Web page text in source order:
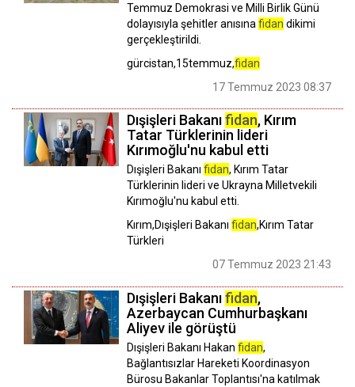
Temmuz Demokrasi ve Milli Birlik Günü
dolayısıyla şehitler anısına fidan dikimi
gerçekleştirildi.
gürcistan,15temmuz,fidan
17 Temmuz 2023 08:37
Dışişleri Bakanıfidan, Kırım
Tatar Türklerinin lideri
Kırımoğlu'nu kabul etti
Dışişleri Bakanı fidan, Kırım Tatar
Türklerinin lideri ve Ukrayna Milletvekili
Kırımoğlu'nu kabul etti.
Kırım,Dışişleri Bakanı fidan,Kırım Tatar
Türkleri
07 Temmuz 2023 21:43
Dışişleri Bakanıfidan,
Azerbaycan Cumhurbaşkanı
Aliyev ile görüştü
Dışişleri Bakanı Hakan fidan,
Bağlantısızlar Hareketi Koordinasyon
Bürosu Bakanlar Toplantısı'na katılmak